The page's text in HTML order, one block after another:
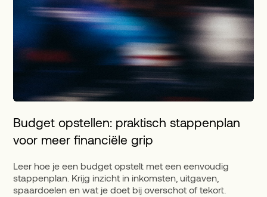
Budget opstellen: praktisch stappenplan
voor meer financiële grip
Leer hoe je een budget opstelt met een eenvoudig
stappenplan. Krijg inzicht in inkomsten, uitgaven,
spaardoelen en wat je doet bij overschot of tekort.